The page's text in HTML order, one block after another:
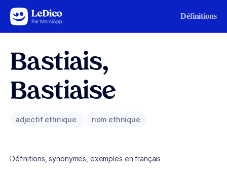
Aller au contenu Définitions
Bastiais,
Bastiaise
adjectif ethnique nom ethnique
Définitions, synonymes, exemples en français